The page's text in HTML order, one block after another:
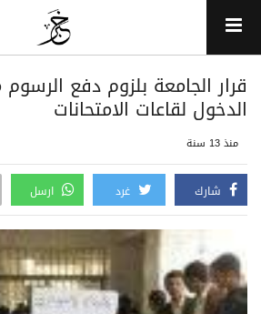
قرار الجامعة بلزوم دفع
الدخول لقاعات الامتحانات
منذ 13 سنة
شارك غرد ارسل